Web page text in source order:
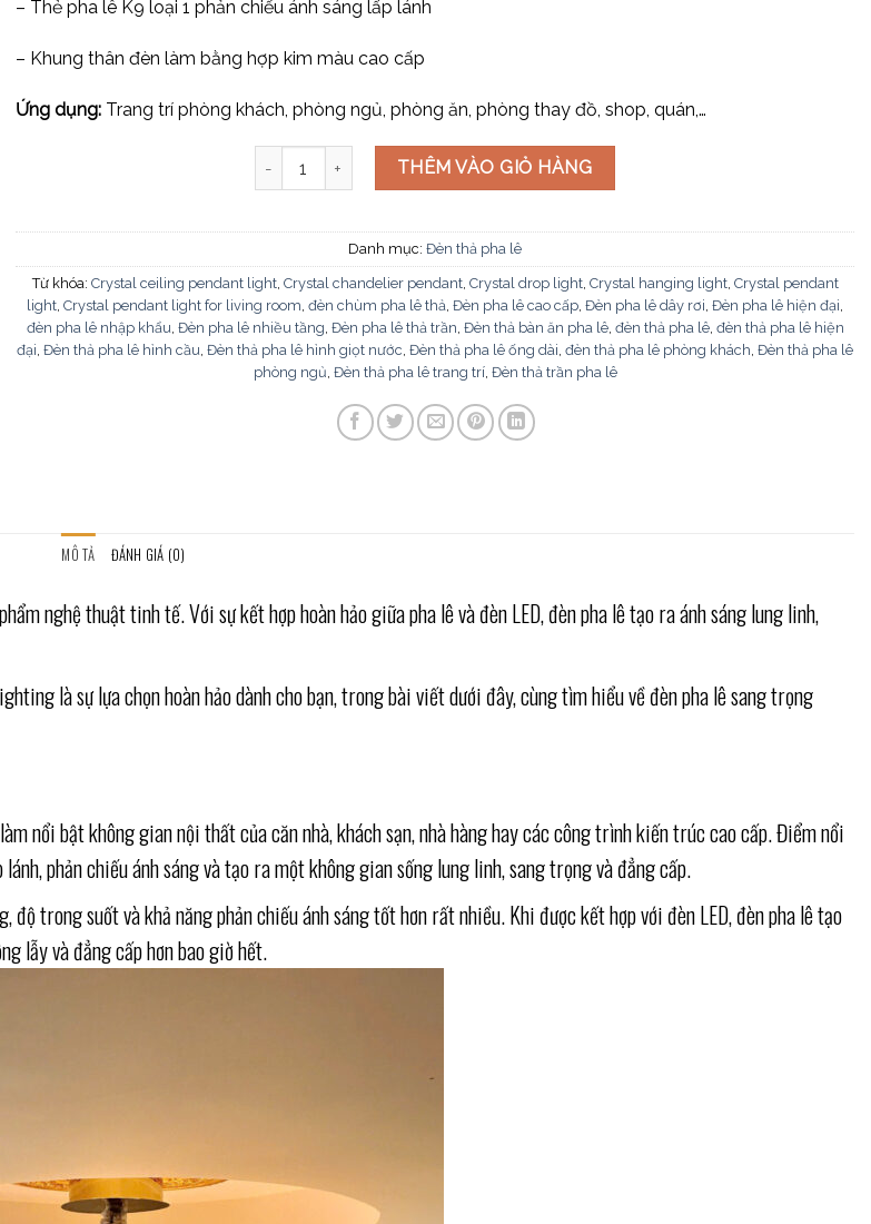
– Thẻ pha lê K9 loại 1 phản chiếu ánh sáng lấp lánh
– Khung thân đèn làm bằng hợp kim màu cao cấp
Ứng dụng: Trang trí phòng khách, phòng ngủ, phòng ăn, phòng thay đồ, shop, quán,…
Đèn thả pha lê TH-8604 số lượng
THÊM VÀO GIỎ HÀNG
Danh mục: Đèn thả pha lê
Từ khóa: Crystal ceiling pendant light, Crystal chandelier pendant, Crystal drop light, Crystal hanging light, Crystal pendant
light, Crystal pendant light for living room, đèn chùm pha lê thả, Đèn pha lê cao cấp, Đèn pha lê dây rơi, Đèn pha lê hiện đại,
đèn pha lê nhập khẩu, Đèn pha lê nhiều tầng, Đèn pha lê thả trần, Đèn thả bàn ăn pha lê, đèn thả pha lê, đèn thả pha lê hiện
đại, Đèn thả pha lê hình cầu, Đèn thả pha lê hình giọt nước, Đèn thả pha lê ống dài, đèn thả pha lê phòng khách, Đèn thả pha lê
phòng ngủ, Đèn thả pha lê trang trí, Đèn thả trần pha lê
MÔ TẢ ĐÁNH GIÁ (0)
nghệ thuật tinh tế. Với sự kết hợp hoàn hảo giữa pha lê và đèn LED, đèn pha lê tạo ra ánh sáng lung linh,
là sự lựa chọn hoàn hảo dành cho bạn, trong bài viết dưới đây, cùng tìm hiểu về đèn pha lê sang trọng
nổi bật không gian nội thất của căn nhà, khách sạn, nhà hàng hay các công trình kiến trúc cao cấp. Điểm nổi
phản chiếu ánh sáng và tạo ra một không gian sống lung linh, sang trọng và đẳng cấp.
trong suốt và khả năng phản chiếu ánh sáng tốt hơn rất nhiều. Khi được kết hợp với đèn LED, đèn pha lê tạo
lẫy và đẳng cấp hơn bao giờ hết.